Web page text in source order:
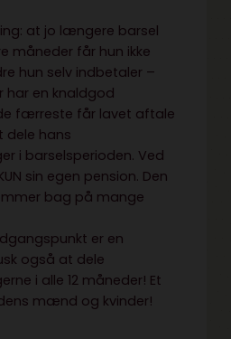
at jo længere barsel
måneder får hun ikke
hun selv indbetaler –
har en knaldgod
færreste får lavet aftale
dele hans
i barselsperioden. Ved
sin egen pension. Den
bag på mange
er en
også at dele
i alle 12 måneder! Et
mænd og kvinder!